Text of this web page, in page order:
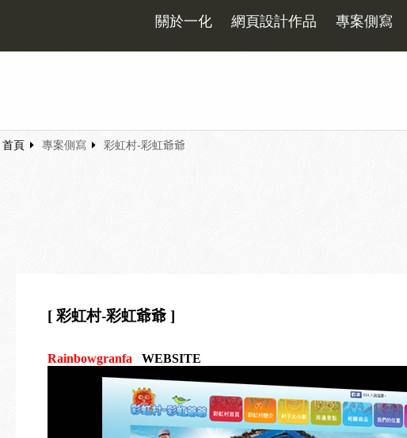
關於一化 網頁設計作品 專案側寫
首頁 專案側寫 彩虹村-彩虹爺爺
[ 彩虹村-彩虹爺爺 ]
Rainbowgranfa WEBSITE